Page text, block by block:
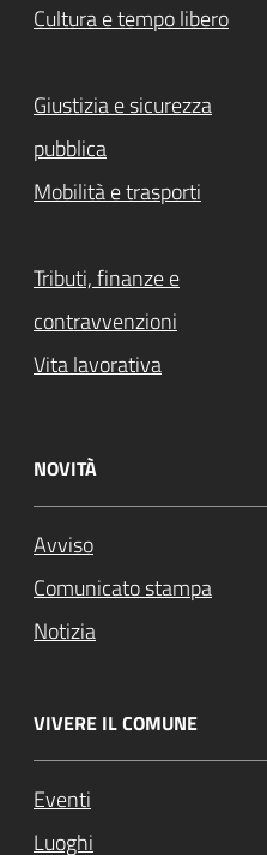
Cultura e tempo libero
Giustizia e sicurezza
pubblica
Mobilità e trasporti
Tributi, finanze e
contravvenzioni
Vita lavorativa
NOVITÀ
Avviso
Comunicato stampa
Notizia
VIVERE IL COMUNE
Eventi
Luoghi